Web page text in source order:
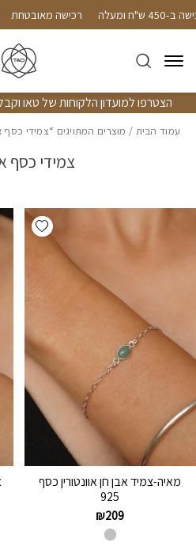
Skip to Content
חינם עד הבית ברכישה ב-450 ש"ח ומעלה
הצטרפו למועדון הלקוחות של טאו וקבלו 10% הנחה ישירות
עמוד הבית / מוצרים המתויגים “צמידי
צמידי כסף
wishlist
מאיה-צמיד אבן חן אוונטורין כסף
925
₪209
בחזרה למעלה